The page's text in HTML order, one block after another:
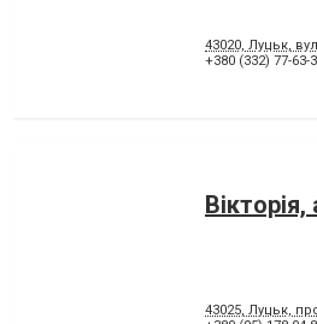
43020, Луцьк,
+380 (332) 77-63-
43025, Луцьк,